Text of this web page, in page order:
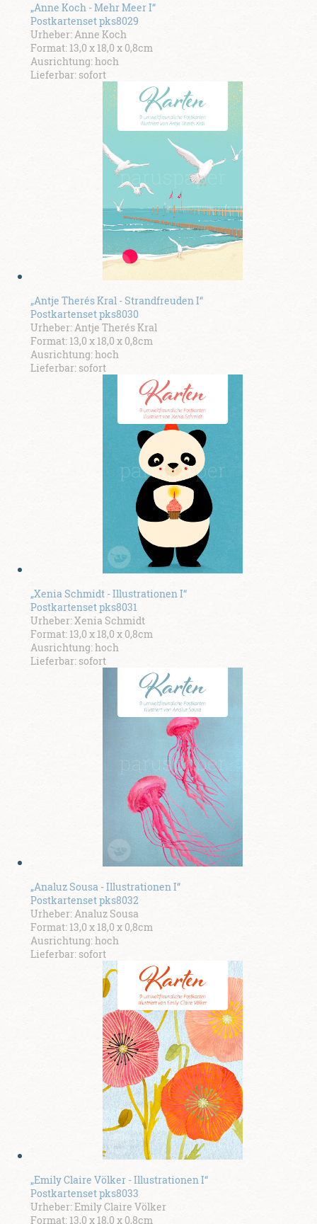
„Anne Koch - Mehr Meer I“
Postkartenset pks8029
Urheber: Anne Koch
Format: 13,0 x 18,0 x 0,8cm
Ausrichtung: hoch
Lieferbar: sofort
„Antje Therés Kral - Strandfreuden I“
Postkartenset pks8030
Urheber: Antje Therés Kral
Format: 13,0 x 18,0 x 0,8cm
Ausrichtung: hoch
Lieferbar: sofort
„Xenia Schmidt - Illustrationen I“
Postkartenset pks8031
Urheber: Xenia Schmidt
Format: 13,0 x 18,0 x 0,8cm
Ausrichtung: hoch
Lieferbar: sofort
„Analuz Sousa - Illustrationen I“
Postkartenset pks8032
Urheber: Analuz Sousa
Format: 13,0 x 18,0 x 0,8cm
Ausrichtung: hoch
Lieferbar: sofort
„Emily Claire Völker - Illustrationen I“
Postkartenset pks8033
Urheber: Emily Claire Völker
Format: 13,0 x 18,0 x 0,8cm